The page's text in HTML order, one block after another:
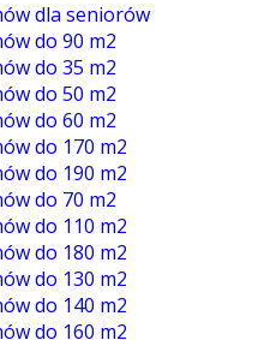
dla seniorów
do 90 m2
do 35 m2
do 50 m2
do 60 m2
do 170 m2
do 190 m2
do 70 m2
do 110 m2
do 180 m2
do 130 m2
do 140 m2
do 160 m2